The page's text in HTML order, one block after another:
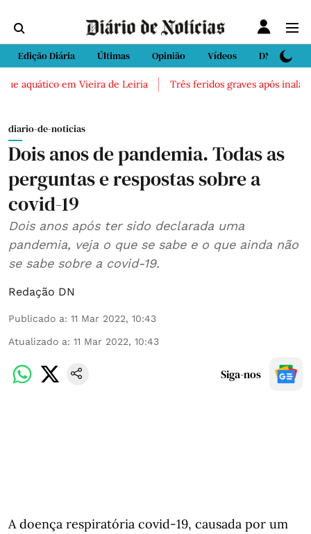
Edição Diária Últimas Opinião Vídeos DN Sport
em Vieira de Leiria Três feridos graves após inalação de
diario-de-noticias
Dois anos de pandemia. Todas as
perguntas e respostas sobre a
covid-19
Dois anos após ter sido declarada uma
pandemia, veja o que se sabe e o que ainda não
se sabe sobre a covid-19.
Redação DN
Publicado a: 11 Mar 2022, 10:43
Atualizado a: 11 Mar 2022, 10:43
Siga-nos
A doença respiratória covid-19, causada por um